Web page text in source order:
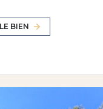
BIEN